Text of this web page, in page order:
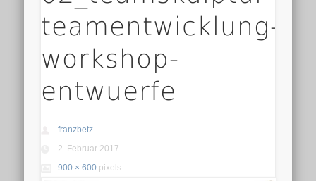
teamentwicklung-
workshop-
entwuerfe
franzbetz
2. Februar 2017
900 × 600 pixels